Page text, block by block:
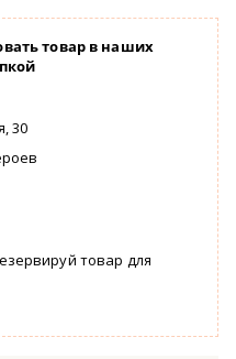
товар в наших
30
товар для